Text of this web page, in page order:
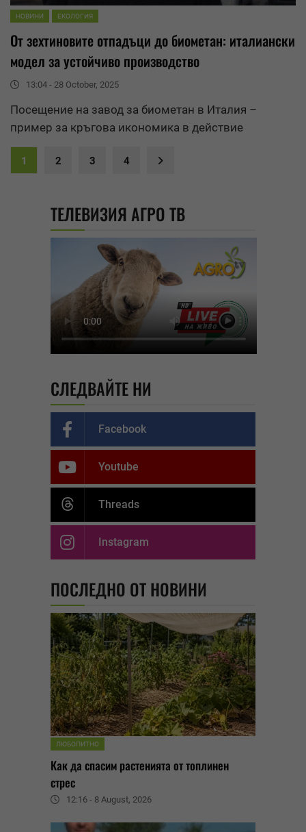
НОВИНИ ЕКОЛОГИЯ
От зехтиновите отпадъци до биометан: италиански
модел за устойчиво производство
13:04 - 28 October, 2025
Посещение на завод за биометан в Италия –
пример за кръгова икономика в действие
1 2 3 4
ТЕЛЕВИЗИЯ АГРО ТВ
СЛЕДВАЙТЕ НИ
Facebook
Youtube
Threads
Instagram
ПОСЛЕДНО ОТ НОВИНИ
ЛЮБОПИТНО
Как да спасим растенията от топлинен
стрес
12:16 - 8 August, 2026